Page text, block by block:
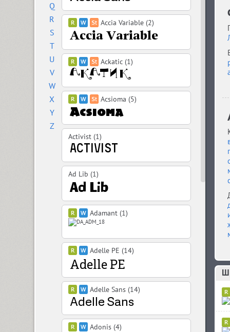
Q
R
S
T
U
V
W
X
Y
Z
Accia Variable (2)
Ackatic (1)
Acsioma (5)
Activist (1)
Ad Lib (1)
Adamant (1)
Adelle PE (14)
Adelle Sans (14)
Adonis (4)